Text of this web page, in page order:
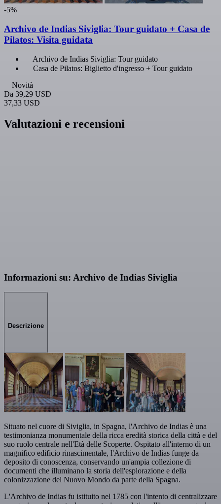
-5%
Archivo de Indias Siviglia: Tour guidato + Casa de
Pilatos: Visita guidata
Archivo de Indias Siviglia: Tour guidato
Casa de Pilatos: Biglietto d'ingresso + Tour guidato
Novità
Da 39,29 USD
37,33 USD
Valutazioni e recensioni
Informazioni su: Archivo de Indias Siviglia
Descrizione
Situato nel cuore di Siviglia, in Spagna, l'Archivo de Indias è una
testimonianza monumentale della ricca eredità storica della città e del
suo ruolo centrale nell'Età delle Scoperte. Ospitato all'interno di un
magnifico edificio rinascimentale, l'Archivo de Indias funge da
deposito di conoscenza, conservando un'ampia collezione di
documenti che illuminano la storia dell'esplorazione e della
colonizzazione del Nuovo Mondo da parte della Spagna.
L'Archivo de Indias fu istituito nel 1785 con l'intento di centralizzare